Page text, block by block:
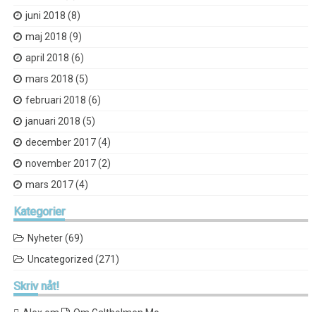
juni 2018 (8)
maj 2018 (9)
april 2018 (6)
mars 2018 (5)
februari 2018 (6)
januari 2018 (5)
december 2017(4)
november 2017(2)
mars 2017(4)
Kategorier
Nyheter(69)
Uncategorized (271)
Skrivnåt!